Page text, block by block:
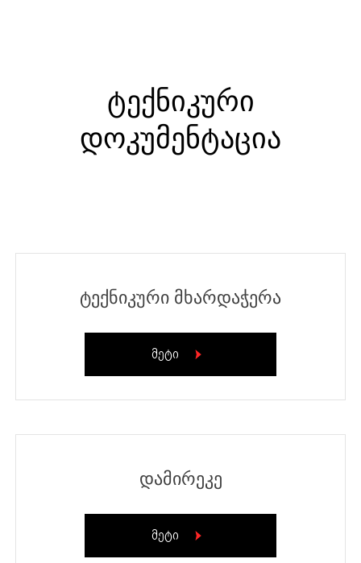
ᲢᲔᲥᲜᲘᲙᲣᲠᲘ
ᲓᲝᲙᲣᲛᲔᲜᲢᲐᲪᲘᲐ
ტექნიკური მხარდაჭერა
მეტი
დამირეკე
მეტი